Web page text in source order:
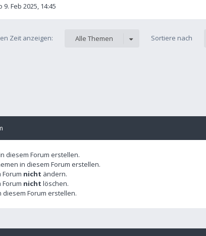
9. Feb 2025, 14:45
Zeit anzeigen: Alle Themen Sortiere nach
diesem Forum erstellen.
in diesem Forum erstellen.
nicht ändern.
nicht löschen.
Forum erstellen.